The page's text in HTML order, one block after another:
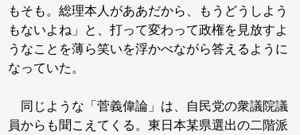
もそも。総理本人がああだから、もうどうしよう
もないよね」と、打って変わって政権を見放すよ
うなことを薄ら笑いを浮かべながら答えるように
なっていた。
同じような「菅義偉論」は、自民党の衆議院議
員からも聞こえてくる。東日本某県選出の二階派